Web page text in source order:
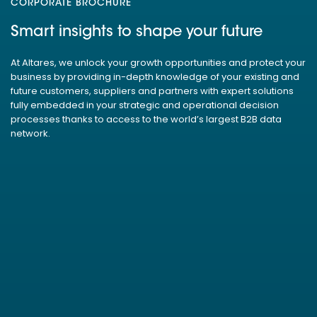
CORPORATE BROCHURE
Smart insights to shape your future
At Altares, we unlock your growth opportunities and protect your
business by providing in-depth knowledge of your existing and
future customers, suppliers and partners with expert solutions
fully embedded in your strategic and operational decision
processes thanks to access to the world’s largest B2B data
network.